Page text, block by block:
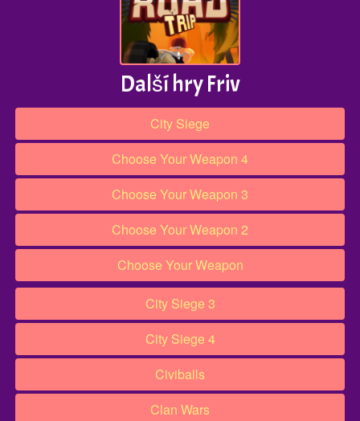
Další hry Friv
City Siege
Choose Your Weapon 4
Choose Your Weapon 3
Choose Your Weapon 2
Choose Your Weapon
City Siege 3
City Siege 4
Civiballs
Clan Wars